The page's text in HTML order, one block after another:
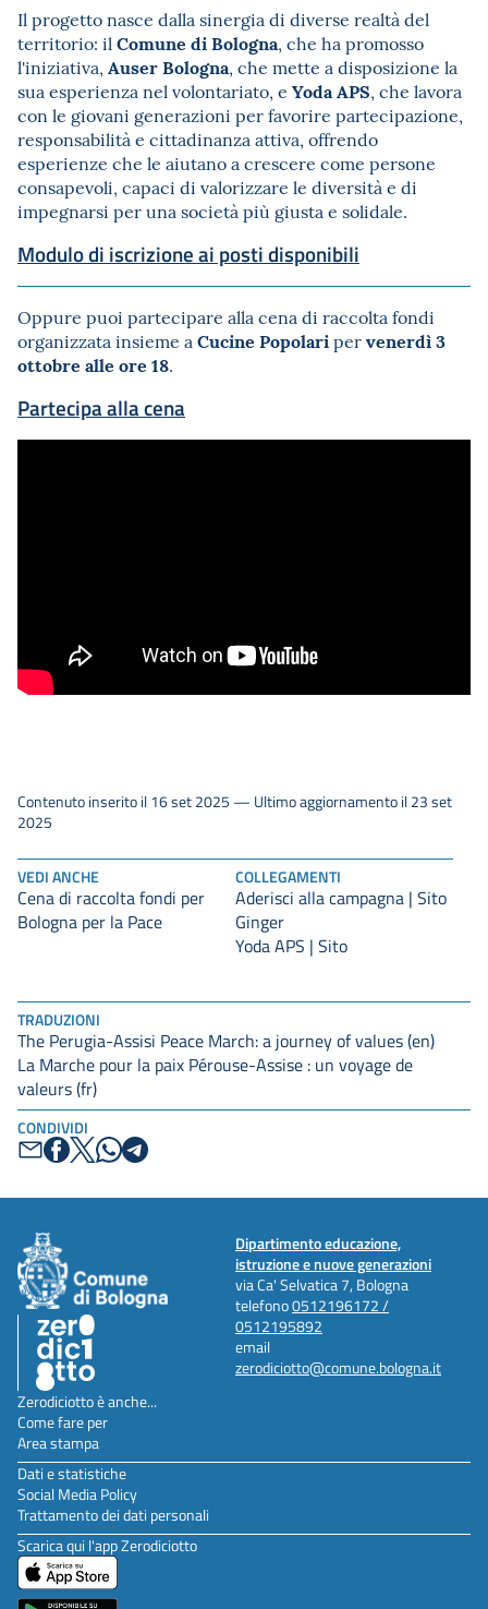
TRADUZIONI
The Perugia-Assisi Peace March: a journey of values (en)
La Marche pour la paix Pérouse-Assise : un voyage de
valeurs (fr)
CONDIVIDI
Il progetto nasce dalla sinergia di diverse realtà del
territorio: il Comune di Bologna, che ha promosso
l'iniziativa, Auser Bologna, che mette a disposizione la
sua esperienza nel volontariato, e Yoda APS, che lavora
con le giovani generazioni per favorire partecipazione,
responsabilità e cittadinanza attiva, offrendo
esperienze che le aiutano a crescere come persone
consapevoli, capaci di valorizzare le diversità e di
impegnarsi per una società più giusta e solidale.
Modulo di iscrizione ai posti disponibili
Oppure puoi partecipare alla cena di raccolta fondi
organizzata insieme a Cucine Popolaripervenerdì 3
ottobre alle ore 18.
Partecipa alla cena
VEDI ANCHE
Cena di raccolta fondi per
Bologna per la Pace
COLLEGAMENTI
Aderisci alla campagna | Sito
Ginger
Yoda APS | Sito
Contenuto inserito il 16 set 2025 — Ultimo aggiornamento il 23 set
2025
Dipartimento educazione,
istruzione e nuove generazioni
via Ca' Selvatica 7, Bologna
telefono0512196172 /
0512195892
email
zerodiciotto@comune.bologna.it
Zerodiciotto è anche...
Come fare per
Area stampa
Dati e statistiche
Social Media Policy
Trattamento dei dati personali
Scarica qui l'app Zerodiciotto